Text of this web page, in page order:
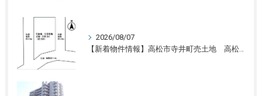
2026/08/07
【新着物件情報】高松市寺井町売土地 高松の不動産売却、不動産買取、不動産査定のことならLifeスマイル